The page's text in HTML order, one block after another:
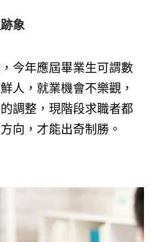
象
今年應屆畢業生可謂數
人，就業機會不樂觀，
調整，現階段求職者都
向，才能出奇制勝。